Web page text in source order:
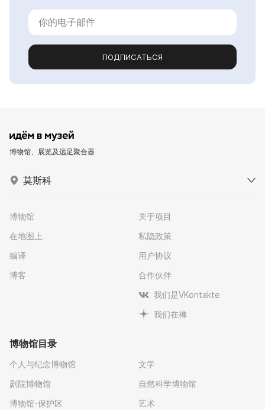
ПОДПИСАТЬСЯ
博物馆、展览及远足聚合器
莫斯科
博物馆
在地图上
编译
博客
关于项目
私隐政策
用户协议
合作伙伴
我们是VKontakte
我们在禅
博物馆目录
个人与纪念博物馆
剧院博物馆
博物馆-保护区
文学
自然科学博物馆
艺术